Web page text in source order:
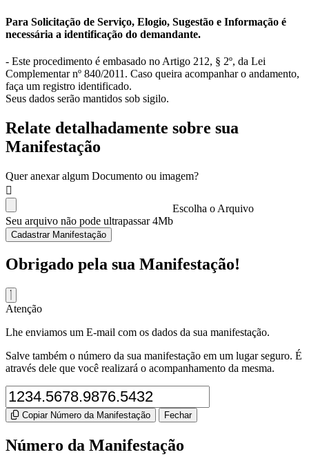
Para Solicitação de Serviço, Elogio, Sugestão e Informação é
necessária a identificação do demandante.
- Este procedimento é embasado no Artigo 212, § 2º, da Lei
Complementar nº 840/2011. Caso queira acompanhar o andamento,
faça um registro identificado.
Seus dados serão mantidos sob sigilo.
Relate detalhadamente sobre sua
Manifestação
Quer anexar algum Documento ou imagem?
Escolha o Arquivo
Seu arquivo não pode ultrapassar 4Mb
Cadastrar Manifestação
Obrigado pela sua Manifestação!
Atenção
Lhe enviamos um E-mail com os dados da sua manifestação.
Salve também o número da sua manifestação em um lugar seguro. É
através dele que você realizará o acompanhamento da mesma.
Copiar Número da Manifestação Fechar
Número da Manifestação